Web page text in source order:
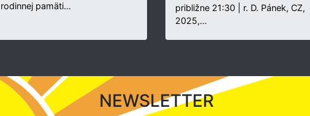
rodinnej pamäti…
približne 21:30 | r. D. Pánek, CZ,
2025,…
NEWSLETTER